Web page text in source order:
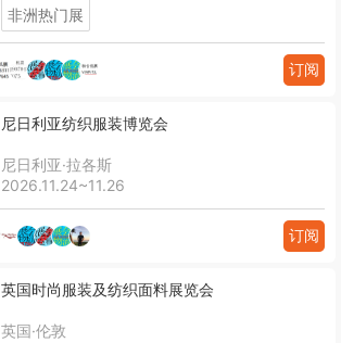
非洲热门展
订阅
尼日利亚纺织服装博览会
尼日利亚·拉各斯
2026.11.24~11.26
订阅
英国时尚服装及纺织面料展览会
英国·伦敦